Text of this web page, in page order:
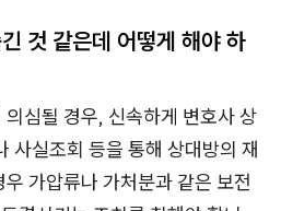
것 같은데 어떻게 해야 하
심될 경우, 신속하게 변호사 상
사실조회 등을 통해 상대방의 재
가압류나 가처분과 같은 보전